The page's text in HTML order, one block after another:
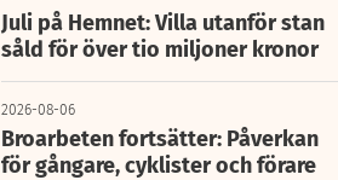
Juli på Hemnet: Villa utanför stan
såld för över tio miljoner kronor
2026-08-06
Broarbeten fortsätter: Påverkan
för gångare, cyklister och förare